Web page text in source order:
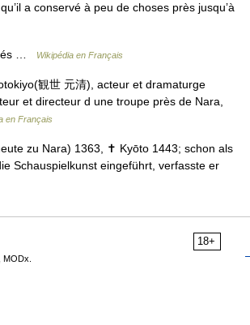
a conservé à peu de choses près jusqu’à
… Wikipédia en Français
観世 元清), acteur et dramaturge
et directeur d une troupe près de Nara,
en Français
zu Nara) 1363, ✝ Kyōto 1443; schon als
Schauspielkunst eingeführt, verfasste er
18+